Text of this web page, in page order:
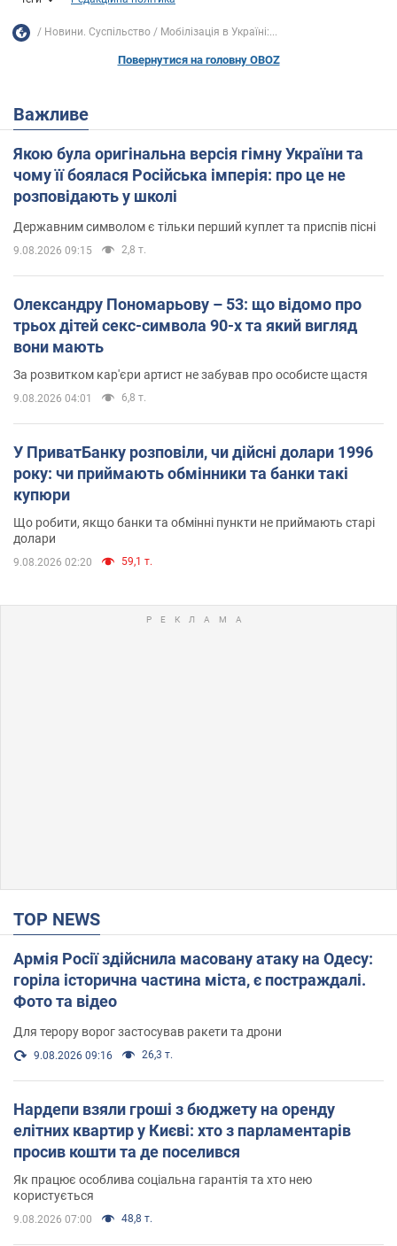
Новини. Суспільство Мобілізація в Україні:...
Повернутися на головну OBOZ
Важливе
Якою була оригінальна версія гімну України та
чому її боялася Російська імперія: про це не
розповідають у школі
Державним символом є тільки перший куплет та приспів пісні
9.08.2026 09:15 2,8 т.
Олександру Пономарьову – 53: що відомо про
трьох дітей секс-символа 90-х та який вигляд
вони мають
За розвитком кар'єри артист не забував про особисте щастя
9.08.2026 04:01 6,8 т.
У ПриватБанку розповіли, чи дійсні долари 1996
року: чи приймають обмінники та банки такі
купюри
Що робити, якщо банки та обмінні пункти не приймають старі
долари
9.08.2026 02:20 59,1 т.
TOP NEWS
Армія Росії здійснила масовану атаку на Одесу:
горіла історична частина міста, є постраждалі.
Фото та відео
Для терору ворог застосував ракети та дрони
9.08.2026 09:16 26,3 т.
Нардепи взяли гроші з бюджету на оренду
елітних квартир у Києві: хто з парламентарів
просив кошти та де поселився
Як працює особлива соціальна гарантія та хто нею
користується
9.08.2026 07:00 48,8 т.